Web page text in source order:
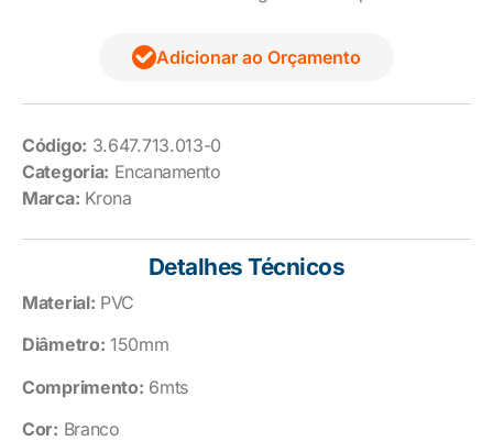
Adicionar ao Orçamento
Código: 3.647.713.013-0
Categoria: Encanamento
Marca: Krona
Detalhes Técnicos
Material: PVC
Diâmetro: 150mm
Comprimento: 6mts
Cor: Branco